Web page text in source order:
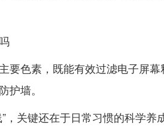
要色素，既能有效过滤电子屏
护墙。
，关键还在于日常习惯的科学